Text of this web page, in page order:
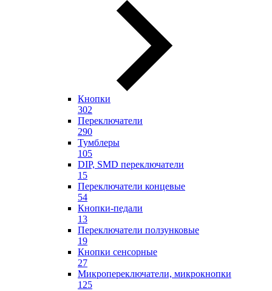
Кнопки
302
Переключатели
290
Тумблеры
105
DIP, SMD переключатели
15
Переключатели концевые
54
Кнопки-педали
13
Переключатели ползунковые
19
Кнопки сенсорные
27
Микропереключатели, микрокнопки
125